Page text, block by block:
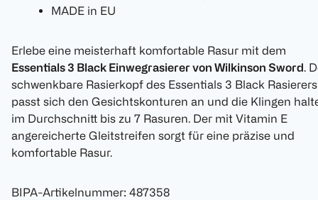
MADE in EU
Erlebe eine meisterhaft komfortable Rasur mit dem
Essentials 3 Black Einwegrasierer von Wilkinson Sword.
schwenkbare Rasierkopf des Essentials 3 Black Rasierers
passt sich den Gesichtskonturen an und die Klingen
im Durchschnitt bis zu 7 Rasuren. Der mit Vitamin E
angereicherte Gleitstreifen sorgt für eine präzise und
komfortable Rasur.
BIPA-Artikelnummer: 487358